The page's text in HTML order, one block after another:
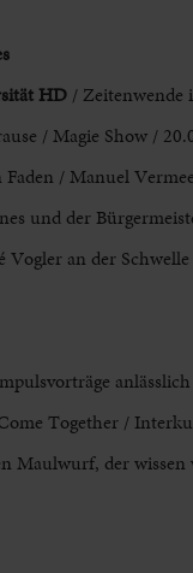
HD / Zeitenwende
/ Magie Show /
/ Manuel
und der
Vogler an der
Together /
Maulwurf, der wissen